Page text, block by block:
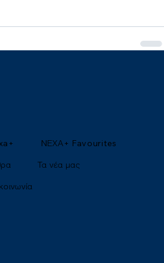
NΕΧΑ+ Favourites
Τα νέα μας